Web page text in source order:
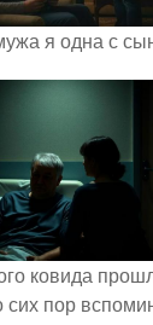
я одна с
ковида
пор